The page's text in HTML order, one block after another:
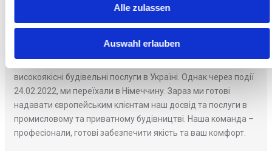
Alle zulassen
Auswahl erlauben
нам запропонували взяти участь у будівництві невеликого
високоякісні будівельні послуги в Україні. Однак через події
24.02.2022, ми переїхали в Німеччину. Зараз ми готові
надавати європейським клієнтам наш досвід та послуги в
промисловому та приватному будівництві. Наша команда –
професіонали, готові забезпечити якість та ваш комфорт.